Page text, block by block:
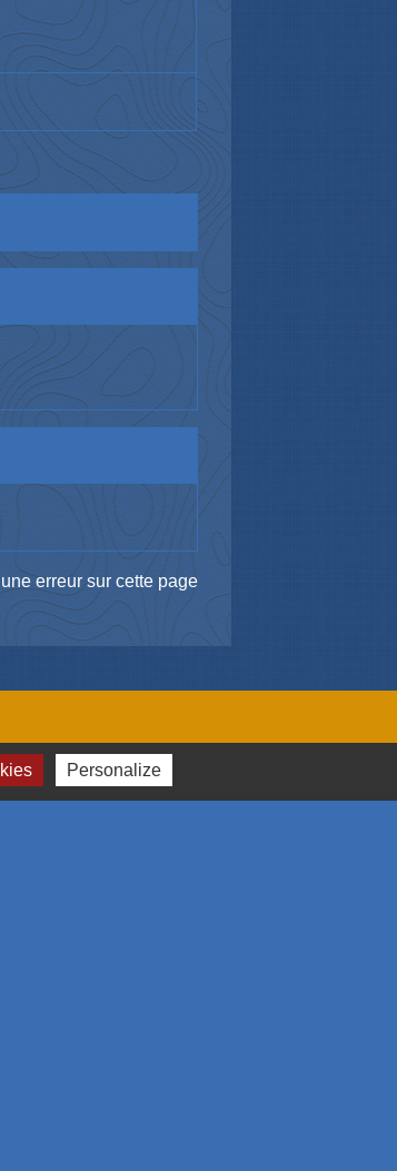
erreur sur cette page
de Mulhouse et sa région
Personalize